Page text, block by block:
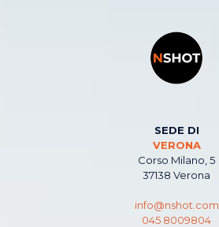
SEDE DI
VERONA
Corso Milano, 5
37138 Verona
info@nshot.com
045 8009804